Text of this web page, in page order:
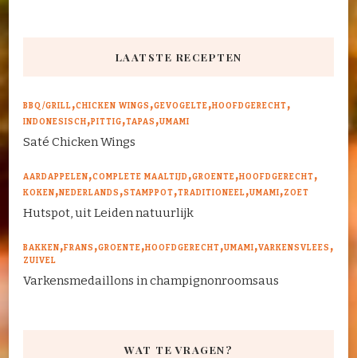
LAATSTE RECEPTEN
BBQ/GRILL CHICKEN WINGS GEVOGELTE HOOFDGERECHT
INDONESISCH PITTIG TAPAS UMAMI
Saté Chicken Wings
AARDAPPELEN COMPLETE MAALTIJD GROENTE HOOFDGERECHT
KOKEN NEDERLANDS STAMPPOT TRADITIONEEL UMAMI ZOET
Hutspot, uit Leiden natuurlijk
BAKKEN FRANS GROENTE HOOFDGERECHT UMAMI VARKENSVLEES
ZUIVEL
Varkensmedaillons in champignonroomsaus
WAT TE VRAGEN?